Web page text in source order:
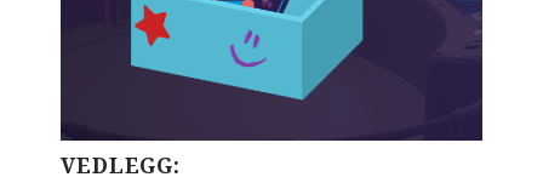
VEDLEGG: